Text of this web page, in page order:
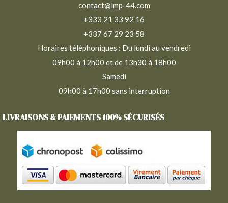
contact@lmp-44.com
+333 21 33 92 16
+337 67 29 23 58
Horaires téléphoniques : Du lundi au vendredi
09h00 à 12h00 et de 13h30 à 18h00
Samedi
09h00 à 17h00 sans interruption
LIVRAISONS & PAIEMENTS 100% SÉCURISÉS